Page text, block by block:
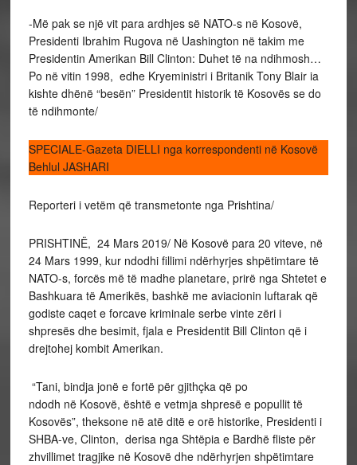
was to pass over it. As he guards
the bridge Engineers check for
hidden explosives. Crown
Copyright G3 Media Ops HQ
Land Command Wilton,Wilts SP2
OAG Tel No 01722 433315 Fax
Loch Lomond near Glasgow, is a
Warrior Armoured Fighting
Vechicle driver with the (Princess
Margrets Own Glasgow and
Ayreshire) Royal Highland
Fusiliers and has only been in the
Balkans for two weeks. He said
cheering refugees from the
camps. They mobbed the
vehicles and kept giving us fruit,
When we drove through Skopje
lining the street – it was like a cup
final crowdÓ. Garry who was
worried about what the bombing
was doing to the Kosovars,
before he came out said. ÒIt all
seems worth while when you
seee how happy the people are
they are treating us a liberators
and you can see why when you
Media Ops HQ Land Command
Wilton,Wilts SP2 OAG Tel No
01722 433315 Fax No
01722433677
-Më pak se një vit para ardhjes së NATO-s në Kosovë,
Presidenti Ibrahim Rugova në Uashington në takim me
Presidentin Amerikan Bill Clinton: Duhet të na ndihmosh…
Po në vitin 1998, edhe Kryeministri i Britanik Tony Blair ia
kishte dhënë “besën” Presidentit historik të Kosovës se do
të ndihmonte/
SPECIALE-Gazeta DIELLI nga korrespondenti në Kosovë
Behlul JASHARI
Reporteri i vetëm që transmetonte nga Prishtina/
PRISHTINË, 24 Mars 2019/ Në Kosovë para 20 viteve, në
24 Mars 1999, kur ndodhi fillimi ndërhyrjes shpëtimtare të
NATO-s, forcës më të madhe planetare, prirë nga Shtetet e
Bashkuara të Amerikës, bashkë me aviacionin luftarak që
godiste caqet e forcave kriminale serbe vinte zëri i
shpresës dhe besimit, fjala e Presidentit Bill Clinton që i
drejtohej kombit Amerikan.
“Tani, bindja jonë e fortë për gjithçka që po
ndodh në Kosovë, është e vetmja shpresë e popullit të
Kosovës”, theksone në atë ditë e orë historike, Presidenti i
SHBA-ve, Clinton, derisa nga Shtëpia e Bardhë fliste për
zhvillimet tragjike në Kosovë dhe ndërhyrjen shpëtimtare